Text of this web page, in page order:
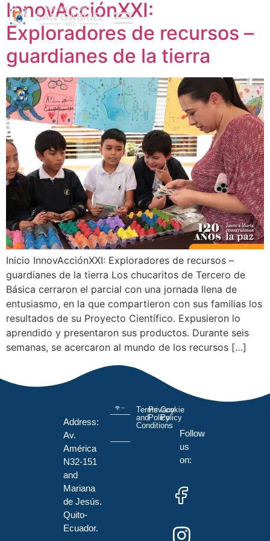
InnovAcciónXXI:
Exploradores de recursos –
guardianes de la tierra
Inicio InnovAcciónXXI: Exploradores de recursos –
guardianes de la tierra Los chucaritos de Tercero de
Básica cerraron el parcial con una jornada llena de
entusiasmo, en la que compartieron con sus familias los
resultados de su Proyecto Científico. Expusieron lo
aprendido y presentaron sus productos. Durante seis
semanas, se acercaron al mundo de los recursos […]
Address:
Av.
América
N32-151
and
Mariana
de Jesús.
Quito-
Ecuador.
Terms
and
Conditions
Privacy
Policy
Cookie
Policy
Follow
us
on: